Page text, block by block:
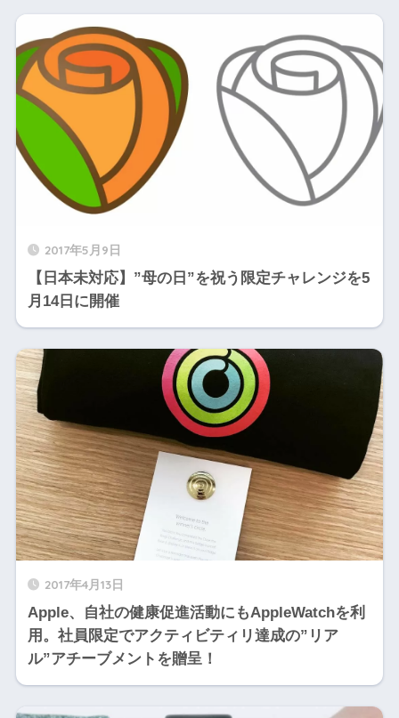
2017年5月9日
【日本未対応】”母の日”を祝う限定チャレンジを5
月14日に開催
2017年4月13日
Apple、自社の健康促進活動にもAppleWatchを利
用。社員限定でアクティビティリ達成の”リア
ル”アチーブメントを贈呈！